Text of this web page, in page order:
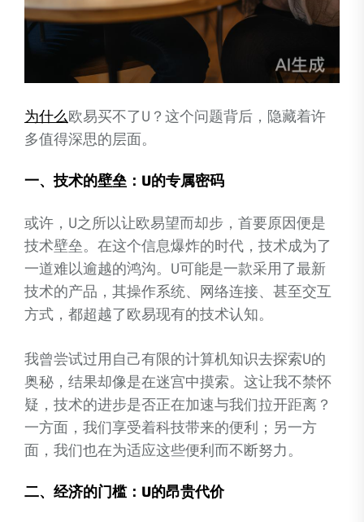
为什么欧易买不了U？这个问题背后，隐藏着许
多值得深思的层面。
一、技术的壁垒：U的专属密码
或许，U之所以让欧易望而却步，首要原因便是
技术壁垒。在这个信息爆炸的时代，技术成为了
一道难以逾越的鸿沟。U可能是一款采用了最新
技术的产品，其操作系统、网络连接、甚至交互
方式，都超越了欧易现有的技术认知。
我曾尝试过用自己有限的计算机知识去探索U的
奥秘，结果却像是在迷宫中摸索。这让我不禁怀
疑，技术的进步是否正在加速与我们拉开距离？
一方面，我们享受着科技带来的便利；另一方
面，我们也在为适应这些便利而不断努力。
二、经济的门槛：U的昂贵代价